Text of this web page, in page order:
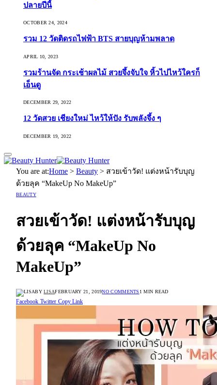
ปลายปีนี้
OCTOBER 24, 2024
รวม 12 วัดติดรถไฟฟ้า BTS สายบุญห้ามพลาด
APRIL 10, 2023
รวมร้านจัด กระเช้าผลไม้ สวยจึ้งจับใจ หิ้วไปไหว้ใครก็
เอ็นดู
DECEMBER 29, 2022
12 วัดสวย เชียงใหม่ ไหว้ให้ปัง รับพลังจึ้ง ๆ
DECEMBER 19, 2022
You are at:Home > Beauty > สวยเข้าวัด! แต่งหน้ารับบุญ
ด้วยลุค “MakeUp No MakeUp”
BEAUTY
สวยเข้าวัด! แต่งหน้ารับบุญ
ด้วยลุค “MakeUp No
MakeUp”
BY LISAFEBRUARY 21, 2019NO COMMENTS 1 MIN READ
Facebook Twitter Copy Link